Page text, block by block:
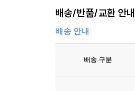
배송/반품/교환 안내
배송 안내
배송 구분